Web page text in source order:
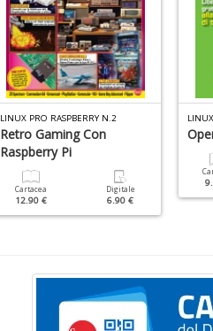
LINUX PRO RASPBERRY N.2
Retro Gaming Con
Raspberry Pi
Cartacea
12.90 €
Digitale
6.90 €